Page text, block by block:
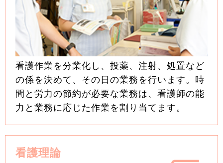
看護作業を分業化し、投薬、注射、処置など
の係を決めて、その日の業務を行います。時
間と労力の節約が必要な業務は、看護師の能
力と業務に応じた作業を割り当てます。
看護理論